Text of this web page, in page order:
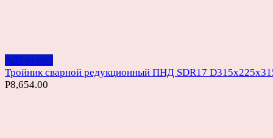
Add to cart
Тройник сварной редукционный ПНД SDR17
Р8,654.00